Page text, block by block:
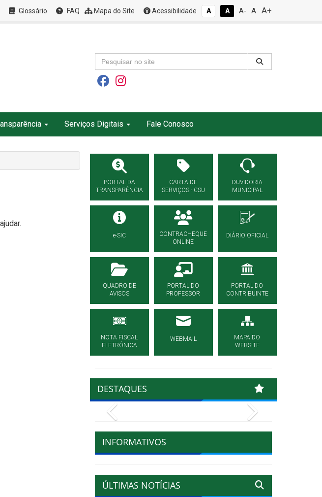
Glossário FAQ Mapa do Site Acessibilidade A A A- A A+
Serviços Digitais Fale Conosco
PORTAL DA
TRANSPARÊNCIA
CARTA DE
SERVIÇOS - CSU
OUVIDORIA
MUNICIPAL
e-SIC
CONTRACHEQUE
ONLINE
DIÁRIO OFICIAL
QUADRO DE
AVISOS
PORTAL DO
PROFESSOR
PORTAL DO
CONTRIBUINTE
NOTA FISCAL
ELETRÔNICA
WEBMAIL
MAPA DO
WEBSITE
DESTAQUES
INFORMATIVOS
ÚLTIMAS NOTÍCIAS